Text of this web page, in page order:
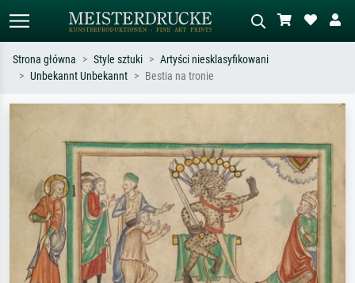
impresjonizm, fala Hokusaia, akt.
stojący akt obok drzewa.
Strona główna Style sztuki
Artyści niesklasyfikowani
Unbekannt Unbekannt
Bestia na tronie